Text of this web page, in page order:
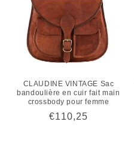
CLAUDINE VINTAGE Sac
bandoulière en cuir fait main
crossbody pour femme
Prix
€110,25